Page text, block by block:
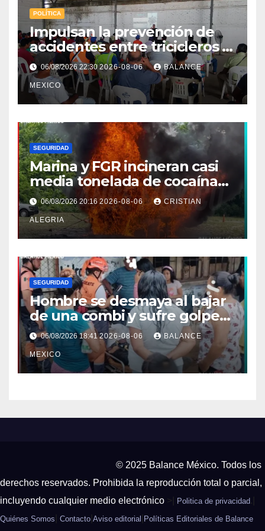
POLÍTICA
Impulsan la prevención de
accidentes entre tricicleros y
mototriciclistas de Tapachula
06/08/2026 22:302026-08-06 BALANCE
MEXICO
SEGURIDAD
Marina y FGR incineran casi
media tonelada de cocaína
asegurada frente a las costas
de Chiapas
06/08/2026 20:16 2026-08-06 CRISTIAN
ALEGRIA
SEGURIDAD
Hombre se desmaya al bajar
de una combi y sufre golpe
en la cabeza en Tapachula
06/08/2026 18:412026-08-06 BALANCE
MEXICO
© 2025 Balance México. Todos los
derechos reservados. Prohibida la reproducción total o parcial,
incluyendo cualquier medio electrónico >| Politica de privacidad .|
Quiénes Somos Contacto Aviso editorial Políticas Editoriales de Balance